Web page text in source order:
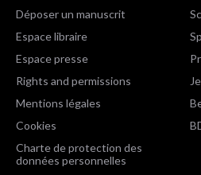
Déposer un manuscrit
Espace libraire
Espace presse
Rights and permissions
Mentions légales
Cookies
Charte de protection des
données personnelles